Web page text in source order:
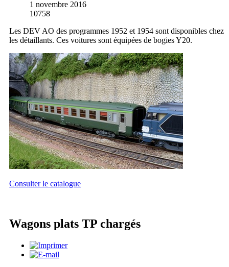
1 novembre 2016
10758
Les DEV AO des programmes 1952 et 1954 sont disponibles chez
les détaillants. Ces voitures sont équipées de bogies Y20.
Consulter le catalogue
Wagons plats TP chargés